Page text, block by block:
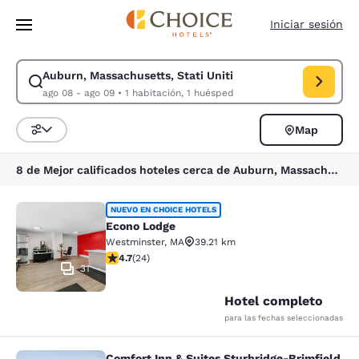
Pasar A Contenido Principal
Iniciar sesión
Auburn, Massachusetts, Stati Uniti
ago 08 - ago 09• 1 habitación, 1 huésped
Modificar la búsqueda de Auburn, Massachusetts, Stati Uniti. Fecha
Ordenar y filtrar
Map
8 de Mejor calificados hoteles cerca de Auburn, Massachusetts, Stati Uniti
Econo Lodge
31
NUEVO EN CHOICE HOTELS
Econo Lodge
Westminster, MA
39.21 km
calificación de 4.71 estrellas. Excepcional. 24 reseñas
4.7(24)
Hotel completo
para las fechas seleccionadas